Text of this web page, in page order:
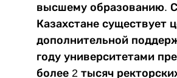
высшему образованию.
Казахстане существует
дополнительной
году университетами
более 2 тысяч